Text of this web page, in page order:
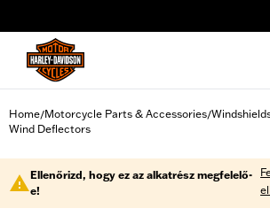
Home/Motorcycle Parts & Accessories/
Wind Deflectors
Ellenőrizd, hogy ez az alkatrész megfelelő-
e!